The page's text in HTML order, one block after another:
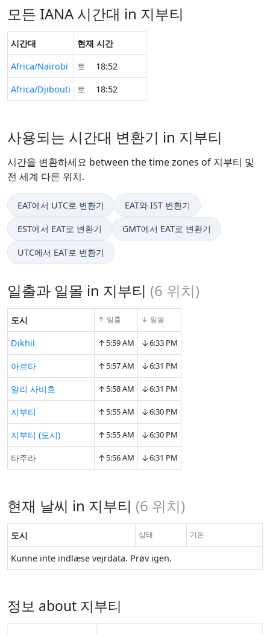
모든 IANA 시간대 in 지부티
시간대
현재 시간
Africa/Nairobi
토
18:52
Africa/Djibouti
토 18:52
사용되는 시간대 변환기 in 지부티
시간을 변환하세요 between the time zones of 지부티 및
전 세계 다른 위치.
EAT에서 UTC로 변환기 EAT와 IST 변환기
EST에서 EAT로 변환기 GMT에서 EAT로 변환기
UTC에서 EAT로 변환기
일출과 일몰 in 지부티 (6 위치)
도시 ↑ 일출 ↓ 일몰
Dikhil ↑5:59 AM ↓6:33 PM
아르타 ↑5:57 AM ↓6:31 PM
알리 사비흐 ↑5:58 AM ↓6:31 PM
지부티 ↑5:55 AM ↓6:30 PM
지부티 (도시) ↑5:55 AM ↓6:30 PM
타주라 ↑5:56 AM ↓6:31 PM
현재 날씨 in 지부티 (6 위치)
도시 상태 기온
Kunne inte indlæse vejrdata. Prøv igen.
정보 about 지부티